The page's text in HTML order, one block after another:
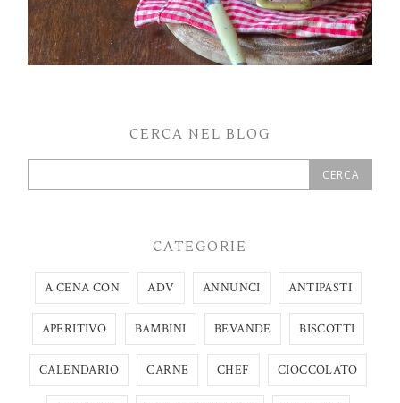
CERCA NEL BLOG
CATEGORIE
A CENA CON ADV ANNUNCI ANTIPASTI
APERITIVO BAMBINI BEVANDE BISCOTTI
CALENDARIO CARNE CHEF CIOCCOLATO